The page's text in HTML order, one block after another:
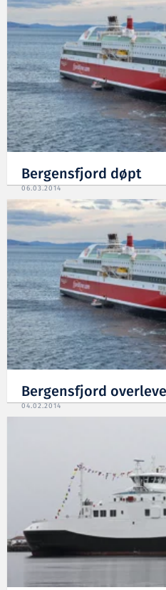
Bergensfjord døpt
06.03.2014
Bergensfjord
04.02.2014